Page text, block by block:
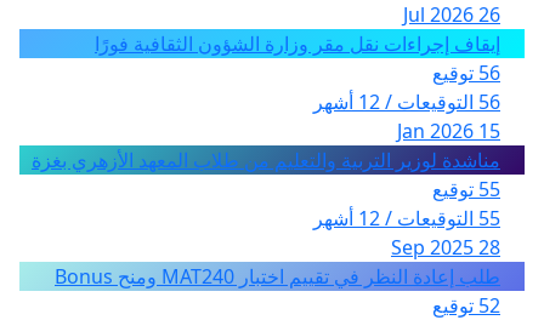
26 Jul 2026
إيقاف إجراءات نقل مقر وزارة الشؤون الثقافية فورًا
56 توقيع
56 التوقيعات / 12 أشهر
15 Jan 2026
مناشدة لوزير التربية والتعليم من طلاب المعهد الأزهري بغزة
55 توقيع
55 التوقيعات / 12 أشهر
28 Sep 2025
طلب إعادة النظر في تقييم اختبار MAT240 ومنح Bonus
52 توقيع